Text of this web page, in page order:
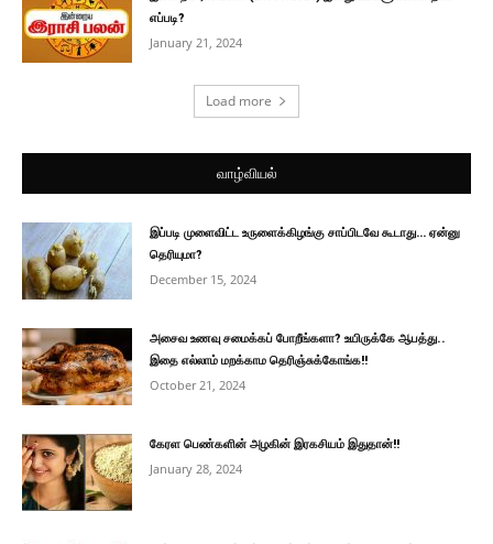
எப்படி?
January 21, 2024
Load more
வாழ்வியல்
இப்படி முளைவிட்ட உருளைக்கிழங்கு சாப்பிடவே கூடாது… ஏன்னு
தெரியுமா?
December 15, 2024
அசைவ உணவு சமைக்கப் போறீங்களா? உயிருக்கே ஆபத்து..
இதை எல்லாம் மறக்காம தெரிஞ்சுக்கோங்க!!
October 21, 2024
கேரள பெண்களின் அழகின் இரகசியம் இதுதான்!!
January 28, 2024